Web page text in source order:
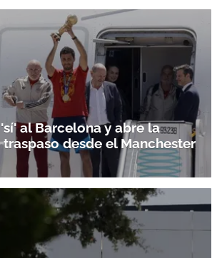
al Barcelona y abre la
desde el Manchester